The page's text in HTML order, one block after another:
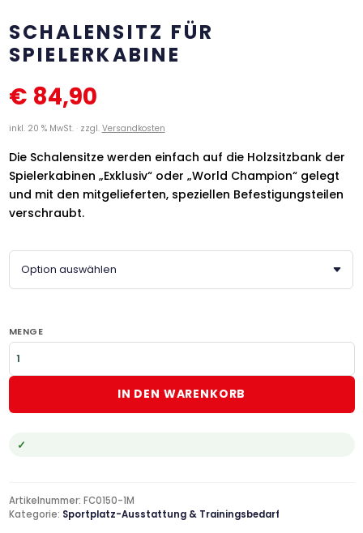
SCHALENSITZ FÜR
SPIELERKABINE
€ 84,90
inkl. 20 % MwSt. zzgl. Versandkosten
Die Schalensitze werden einfach auf die Holzsitzbank der
Spielerkabinen „Exklusiv“ oder „World Champion“ gelegt
und mit den mitgelieferten, speziellen Befestigungsteilen
verschraubt.
MENGE
IN DEN WARENKORB
Artikelnummer: FC0150-1M
Kategorie: Sportplatz-Ausstattung & Trainingsbedarf